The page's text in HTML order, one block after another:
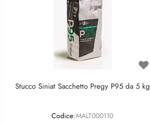
Stucco Siniat Sacchetto Pregy P95 da 5 kg
Codice:MALT000110